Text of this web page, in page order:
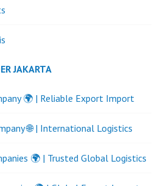
JAKARTA
🌍 | Reliable Export Import
🌐 | International Logistics
🌍 | Trusted Global Logistics